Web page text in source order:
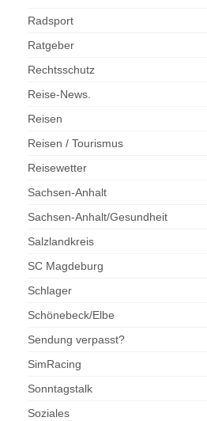
Radsport
Ratgeber
Rechtsschutz
Reise-News.
Reisen
Reisen / Tourismus
Reisewetter
Sachsen-Anhalt
Sachsen-Anhalt/Gesundheit
Salzlandkreis
SC Magdeburg
Schlager
Schönebeck/Elbe
Sendung verpasst?
SimRacing
Sonntagstalk
Soziales